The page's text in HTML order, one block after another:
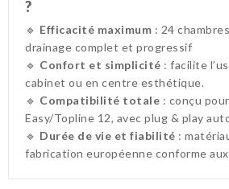
?
🔹 Efficacité maximum : 24
drainage complet et progressif
🔹 Confort et simplicité : facilite
cabinet ou en centre esthétique.
🔹 Compatibilité totale : conçu
Easy/Topline 12, avec plug & play
🔹 Durée de vie et fiabilité :
fabrication européenne conforme